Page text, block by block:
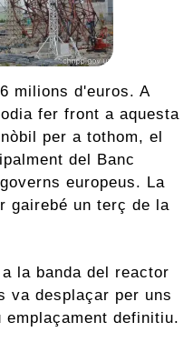
milions d'euros. A
fer front a aquesta
per a tothom, el
del Banc
europeus. La
gairebé un terç de la
la banda del reactor
va desplaçar per uns
definitiu.